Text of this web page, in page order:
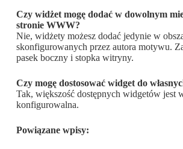
Czy widżet mogę dodać w dowolnym
stronie WWW?
Nie, widżety możesz dodać jedynie w
skonfigurowanych przez autora motywu.
pasek boczny i stopka witryny.
Czy mogę dostosować widget do
Tak, większość dostępnych widgetów jest
konfigurowalna.
Powiązane wpisy: